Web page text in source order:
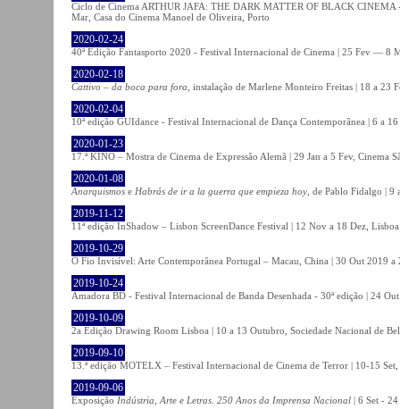
Ciclo de Cinema ARTHUR JAFA: THE DARK MATTER OF BLACK
Mar, Casa do Cinema Manoel de Oliveira, Porto
2020-02-24
40ª Edição Fantasporto 2020 - Festival Internacional de Cinema | 25 Fev — 8
2020-02-18
Cattivo – da boca para fora , instalação de Marlene Monteiro Freitas | 18 a
2020-02-04
10ª edição GUIdance - Festival Internacional de Dança Contemporânea | 6 a
2020-01-23
17.ª KINO – Mostra de Cinema de Expressão Alemã | 29 Jan a 5 Fev, Cinema
2020-01-08
Anarquismos e Habrás de ir a la guerra que empieza hoy , de Pablo Fidalgo |
2019-11-12
11ª edição InShadow – Lisbon ScreenDance Festival | 12 Nov a 18 Dez, Lisboa
2019-10-29
O Fio Invisível: Arte Contemporânea Portugal – Macau, China | 30 Out 2019
2019-10-24
Amadora BD - Festival Internacional de Banda Desenhada - 30ª edição | 24
2019-10-09
2a Edição Drawing Room Lisboa | 10 a 13 Outubro, Sociedade Nacional de
2019-09-10
13.ª edição MOTELX – Festival Internacional de Cinema de Terror | 10-15
2019-09-06
Exposição Indústria, Arte e Letras. 250 Anos da Imprensa Nacional | 6 Set -